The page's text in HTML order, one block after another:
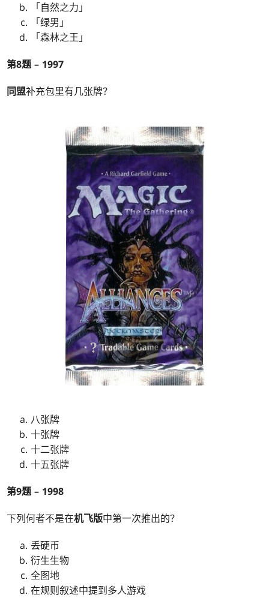
「自然之力」
「绿男」
「森林之王」
第8题 – 1997
同盟补充包里有几张牌？
八张牌
十张牌
十二张牌
十五张牌
第9题 – 1998
下列何者不是在机飞版中第一次推出的？
丢硬币
衍生生物
全图地
在规则叙述中提到多人游戏